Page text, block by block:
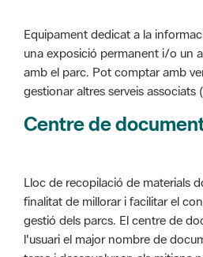
Equipament dedicat a la
una exposició permanent i/o un
amb el parc. Pot comptar amb
gestionar altres serveis associats
Centre de
Lloc de recopilació de materials
finalitat de millorar i facilitar el
gestió dels parcs. El centre de
l'usuari el major nombre de